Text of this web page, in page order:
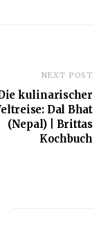
NEXT POST
kulinarischer
Dal Bhat
(Nepal) | Brittas
Kochbuch